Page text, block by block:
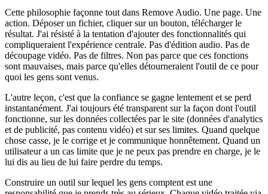
Cette philosophie façonne tout dans Remove Audio. Une page. Une
action. Déposer un fichier, cliquer sur un bouton, télécharger le
résultat. J'ai résisté à la tentation d'ajouter des fonctionnalités qui
compliqueraient l'expérience centrale. Pas d'édition audio. Pas de
découpage vidéo. Pas de filtres. Non pas parce que ces fonctions
sont mauvaises, mais parce qu'elles détourneraient l'outil de ce pour
quoi les gens sont venus.
L'autre leçon, c'est que la confiance se gagne lentement et se perd
instantanément. J'ai toujours été transparent sur la façon dont l'outil
fonctionne, sur les données collectées par le site (données d'analytics
et de publicité, pas contenu vidéo) et sur ses limites. Quand quelque
chose casse, je le corrige et je communique honnêtement. Quand un
utilisateur a un cas limite que je ne peux pas prendre en charge, je le
lui dis au lieu de lui faire perdre du temps.
Construire un outil sur lequel les gens comptent est une